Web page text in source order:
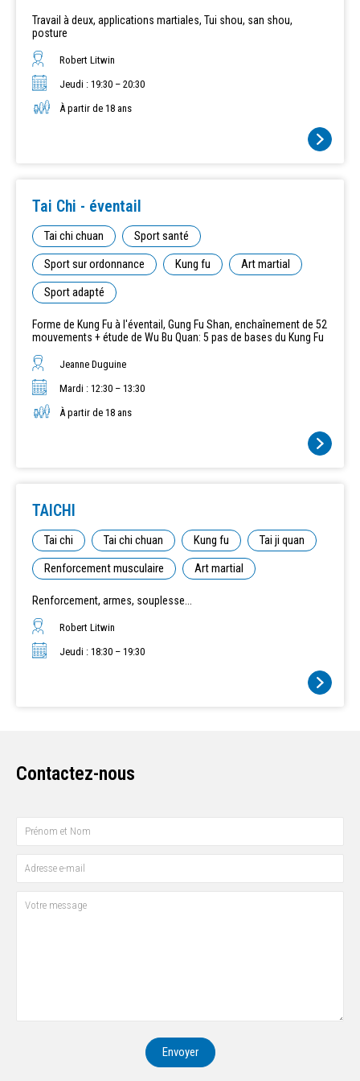
Travail à deux, applications martiales, Tui shou, san shou,
posture
Robert Litwin
Jeudi : 19:30 – 20:30
À partir de 18 ans
Tai Chi - éventail
Tai chi chuan
Sport santé
Sport sur ordonnance
Kung fu
Art martial
Sport adapté
Forme de Kung Fu à l'éventail, Gung Fu Shan, enchaînement de 52
mouvements + étude de Wu Bu Quan: 5 pas de bases du Kung Fu
Jeanne Duguine
Mardi : 12:30 – 13:30
À partir de 18 ans
TAICHI
Tai chi Tai chi chuan Kung fu
Tai ji quan
Renforcement musculaire
Art martial
Renforcement, armes, souplesse...
Robert Litwin
Jeudi : 18:30 – 19:30
Contactez-nous
Envoyer